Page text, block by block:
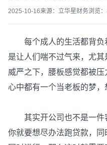
2025-10-16来源：立华星财务浏览：
每个成人的生活都背负
是让人们喘不过气来，尤
威严之下，腰板感觉都被压
心中都有一个当老板的梦，
其实开公司也不是一件
你就要想尽办法跑贷款，同